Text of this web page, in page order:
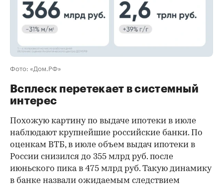
Фото: «Дом.РФ»
Всплеск перетекает в системный
интерес
Похожую картину по выдаче ипотеки в июле
наблюдают крупнейшие российские банки. По
оценкам ВТБ, в июле объем выдач ипотеки в
России снизился до 355 млрд руб. после
июньского пика в 475 млрд руб. Такую динамику
в банке назвали ожидаемым следствием